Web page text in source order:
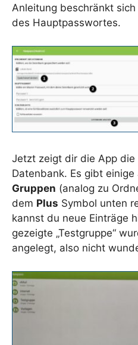
Anleitung beschränkt
des Hauptpasswortes.
Jetzt zeigt dir die App die
Datenbank. Es gibt
Gruppen (analog zu
dem Plus Symbol unten
kannst du neue Einträge
gezeigte „Testgruppe“
angelegt, also nicht